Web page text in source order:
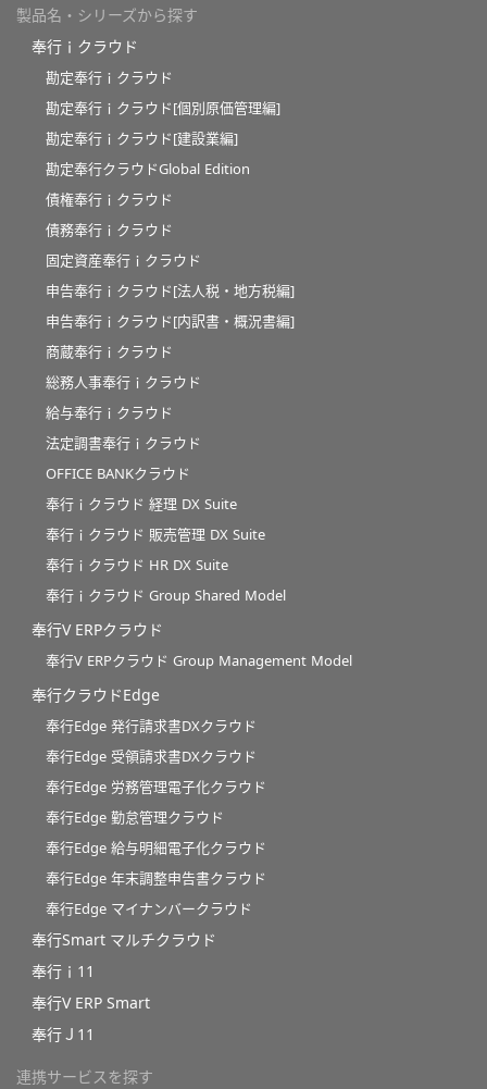
製品名・シリーズから探す
奉行ｉクラウド
勘定奉行ｉクラウド
勘定奉行ｉクラウド[個別原価管理編]
勘定奉行ｉクラウド[建設業編]
勘定奉行クラウドGlobal Edition
債権奉行ｉクラウド
債務奉行ｉクラウド
固定資産奉行ｉクラウド
申告奉行ｉクラウド[法人税・地方税編]
申告奉行ｉクラウド[内訳書・概況書編]
商蔵奉行ｉクラウド
総務人事奉行ｉクラウド
給与奉行ｉクラウド
法定調書奉行ｉクラウド
OFFICE BANKクラウド
奉行ｉクラウド 経理 DX Suite
奉行ｉクラウド 販売管理 DX Suite
奉行ｉクラウド HR DX Suite
奉行ｉクラウド Group Shared Model
奉行V ERPクラウド
奉行V ERPクラウド Group Management Model
奉行クラウドEdge
奉行Edge 発行請求書DXクラウド
奉行Edge 受領請求書DXクラウド
奉行Edge 労務管理電子化クラウド
奉行Edge 勤怠管理クラウド
奉行Edge 給与明細電子化クラウド
奉行Edge 年末調整申告書クラウド
奉行Edge マイナンバークラウド
奉行Smart マルチクラウド
奉行ｉ11
奉行V ERP Smart
奉行Ｊ11
連携サービスを探す